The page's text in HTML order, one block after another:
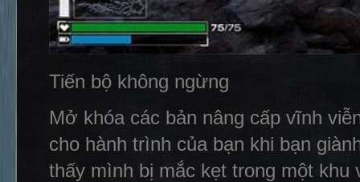
Tiến bộ không ngừng
Mở khóa các bản nâng cấp vĩnh
cho hành trình của bạn khi bạn
thấy mình bị mắc kẹt trong một